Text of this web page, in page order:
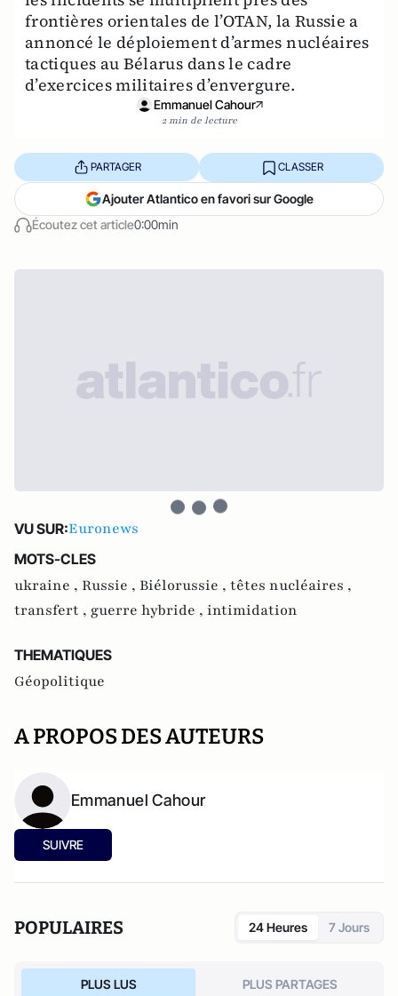
frontières orientales de l’OTAN, la Russie a
annoncé le déploiement d’armes nucléaires
tactiques au Bélarus dans le cadre
d’exercices militaires d’envergure.
Emmanuel Cahour
2 min de lecture
Écoutez cet article0:00min
PARTAGER CLASSER
Ajouter Atlantico en favori sur Google
VU SUR:Euronews
MOTS-CLES
ukraine , Russie , Biélorussie , têtes nucléaires ,
transfert , guerre hybride , intimidation
THEMATIQUES
Géopolitique
A PROPOS DES AUTEURS
Emmanuel Cahour
SUIVRE
POPULAIRES 24 Heures 7 Jours
PLUS LUS PLUS PARTAGES